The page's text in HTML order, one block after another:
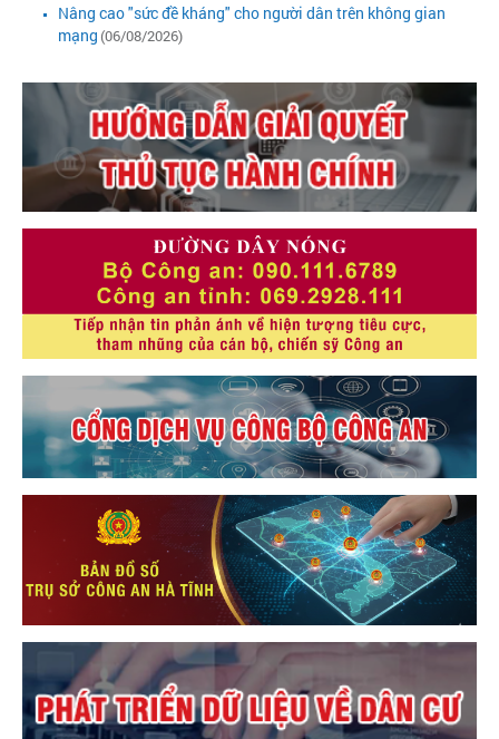
Nâng cao "sức đề kháng" cho người dân trên không gian
mạng (06/08/2026)